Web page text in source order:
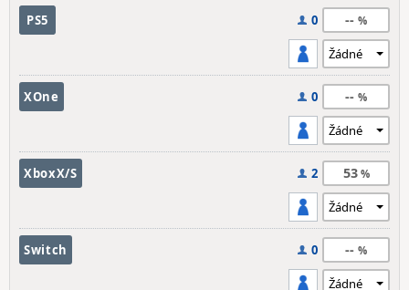
PS5 0 --
XOne 0 --
XboxX/S 2 53
Switch 0 --